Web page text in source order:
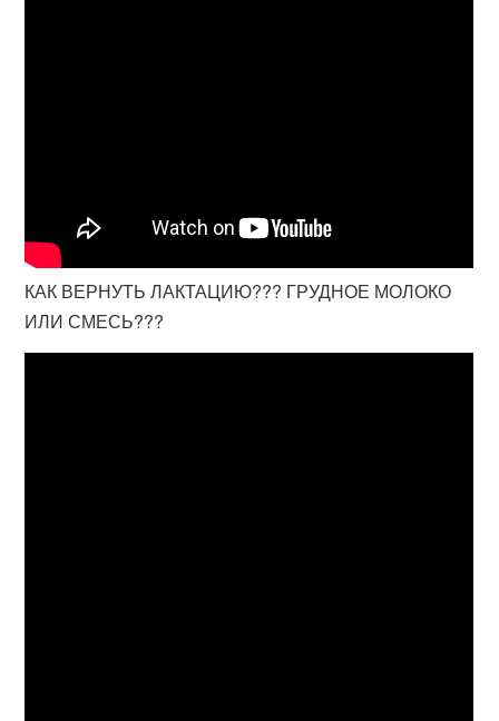
КАК ВЕРНУТЬ ЛАКТАЦИЮ??? ГРУДНОЕ МОЛОКО
ИЛИ СМЕСЬ???